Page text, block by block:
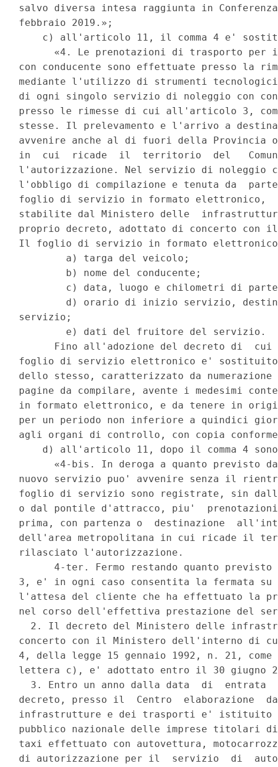
salvo diversa intesa raggiunta in
febbraio 2019.»;
c) all'articolo 11, il comma 4 e'
«4. Le prenotazioni di trasporto per
con conducente sono effettuate presso la
mediante l'utilizzo di strumenti
di ogni singolo servizio di noleggio con
presso le rimesse di cui all'articolo 3,
stesse. Il prelevamento e l'arrivo a
avvenire anche al di fuori della Provincia
in  cui  ricade  il  territorio  del
l'autorizzazione. Nel servizio di noleggio
l'obbligo di compilazione e tenuta da
foglio di servizio in formato elettronico,
stabilite dal Ministero delle
proprio decreto, adottato di concerto con
Il foglio di servizio in formato
        a) targa del veicolo;
        b) nome del conducente;
c) data, luogo e chilometri di
d) orario di inizio servizio,
servizio;
        e) dati del fruitore del servizio.
Fino all'adozione del decreto di  cui
foglio di servizio elettronico e' sostituito
dello stesso, caratterizzato da
pagine da compilare, avente i medesimi
in formato elettronico, e da tenere in
per un periodo non inferiore a quindici
agli organi di controllo, con copia
d) all'articolo 11, dopo il comma 4
«4-bis. In deroga a quanto previsto
nuovo servizio puo' avvenire senza il
foglio di servizio sono registrate, sin
o dal pontile d'attracco, piu'
prima, con partenza o  destinazione
dell'area metropolitana in cui ricade il
rilasciato l'autorizzazione.
4-ter. Fermo restando quanto previsto
3, e' in ogni caso consentita la fermata su
l'attesa del cliente che ha effettuato la
nel corso dell'effettiva prestazione del
2. Il decreto del Ministero delle
concerto con il Ministero dell'interno di
4, della legge 15 gennaio 1992, n. 21, come
lettera c), e' adottato entro il 30 giugno
3. Entro un anno dalla data  di  entrata
decreto, presso il  Centro  elaborazione
infrastrutture e dei trasporti e' istituito
pubblico nazionale delle imprese titolari
taxi effettuato con autovettura,
di autorizzazione per il  servizio  di